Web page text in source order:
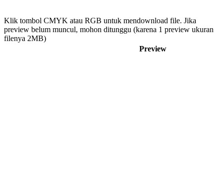
Klik tombol CMYK atau RGB untuk mendownload file. Jika
preview belum muncul, mohon ditunggu (karena 1 preview ukuran
filenya 2MB)
Preview